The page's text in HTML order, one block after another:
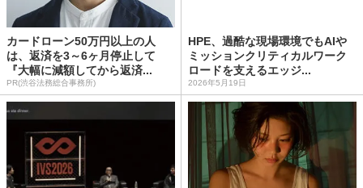
カードローン50万円以上の人
は、返済を3～6ヶ月停止して
『大幅に減額してから返済...
PR(渋谷法務総合事務所)
HPE、過酷な現場環境でもAIや
ミッションクリティカルワーク
ロードを支えるエッジ...
2026年5月19日